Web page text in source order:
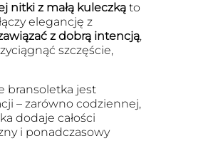
nitki z małą kuleczkąto
elegancję z
z dobrą intencją,
szczęście,
bransoletka jest
– zarówno codziennej,
dodaje całości
i ponadczasowy